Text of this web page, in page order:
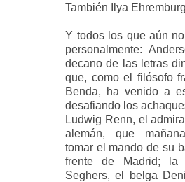
También Ilya
Y todos los que aún
personalmente:
decano de las letras
que, como el filósofo
Benda, ha venido a
desafiando los
Ludwig Renn, el
alemán, que
tomar el mando de su
frente de Madrid; la
Seghers, el belga